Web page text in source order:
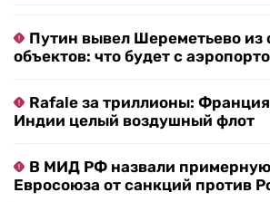
Путин вывел Шереметьево из
объектов: что будет с
Rafale за триллионы: Франция
Индии целый воздушный флот
В МИД РФ назвали
Евросоюза от санкций против